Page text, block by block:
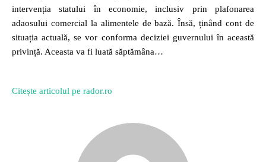
intervenția statului în economie, inclusiv prin plafonarea
adaosului comercial la alimentele de bază. Însă, ținând cont de
situația actuală, se vor conforma deciziei guvernului în această
privință. Aceasta va fi luată săptămâna…
Citește articolul pe rador.ro